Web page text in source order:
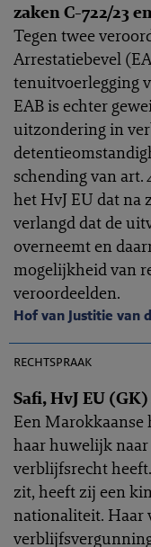
zaken C-722/23
Tegen twee
Arrestatiebevel
tenuitvoerlegging
EAB is echter
uitzondering in
schending van
het HvJ EU dat na
verlangd dat de
overneemt en
mogelijkheid van
veroordeelden.
Hof van Justitie van
rechtspraak
Safi, HvJ EU
Een Marokkaanse
haar huwelijk naar
verblijfsrecht
zit, heeft zij een
nationaliteit. Haar